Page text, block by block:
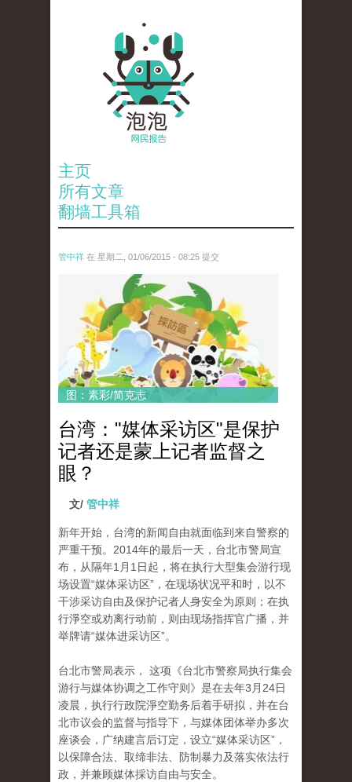
主页
所有文章
翻墙工具箱
管中祥 在 星期二, 01/06/2015 - 08:25 提交
图：素彩/简克志
台湾："媒体采访区"是保护
记者还是蒙上记者监督之
眼？
文/ 管中祥
新年开始，台湾的新闻自由就面临到来自警察的
严重干预。2014年的最后一天，台北市警局宣
布，从隔年1月1日起，将在执行大型集会游行现
场设置“媒体采访区”，在现场状况平和时，以不
干涉采访自由及保护记者人身安全为原则；在执
行淨空或劝离行动前，则由现场指挥官广播，并
举牌请“媒体进采访区”。
台北市警局表示， 这项《台北市警察局执行集会
游行与媒体协调之工作守则》是在去年3月24日
凌晨，执行行政院淨空勤务后着手研拟，并在台
北市议会的监督与指导下，与媒体团体举办多次
座谈会，广纳建言后订定，设立“媒体采访区”，
以保障合法、取缔非法、防制暴力及落实依法行
政，并兼顾媒体採访自由与安全。